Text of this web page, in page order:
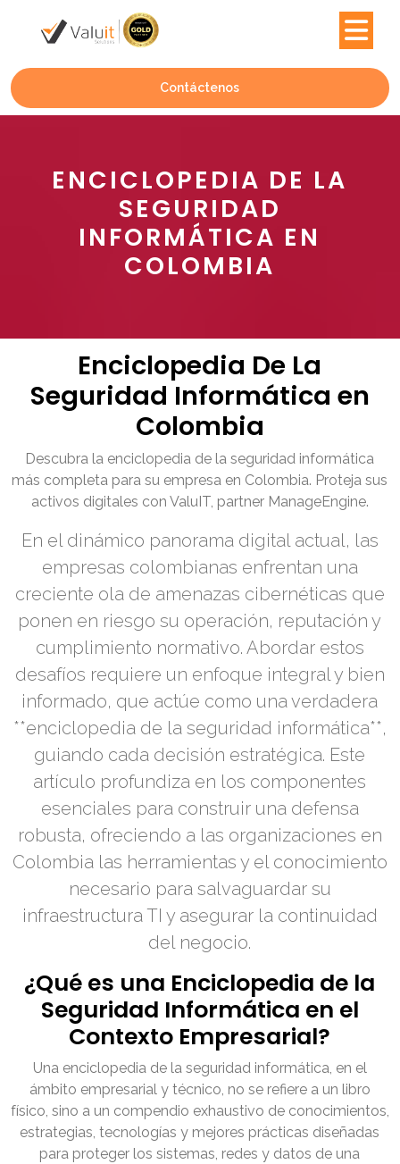
Contáctenos
ENCICLOPEDIA DE LA
SEGURIDAD
INFORMÁTICA EN
COLOMBIA
Enciclopedia De La
Seguridad Informática en
Colombia
Descubra la enciclopedia de la seguridad informática
más completa para su empresa en Colombia. Proteja sus
activos digitales con ValuIT, partner ManageEngine.
En el dinámico panorama digital actual, las
empresas colombianas enfrentan una
creciente ola de amenazas cibernéticas que
ponen en riesgo su operación, reputación y
cumplimiento normativo. Abordar estos
desafíos requiere un enfoque integral y bien
informado, que actúe como una verdadera
**enciclopedia de la seguridad informática**,
guiando cada decisión estratégica. Este
artículo profundiza en los componentes
esenciales para construir una defensa
robusta, ofreciendo a las organizaciones en
Colombia las herramientas y el conocimiento
necesario para salvaguardar su
infraestructura TI y asegurar la continuidad
del negocio.
¿Qué es una Enciclopedia de la
Seguridad Informática en el
Contexto Empresarial?
Una enciclopedia de la seguridad informática, en el
ámbito empresarial y técnico, no se refiere a un libro
físico, sino a un compendio exhaustivo de conocimientos,
estrategias, tecnologías y mejores prácticas diseñadas
para proteger los sistemas, redes y datos de una